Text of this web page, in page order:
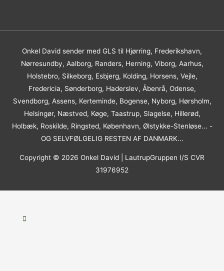
Onkel David sender med GLS til Hjørring, Frederikshavn,
Nørresundby, Aalborg, Randers, Herning, Viborg, Aarhus,
Holstebro, Silkeborg, Esbjerg, Kolding, Horsens, Vejle,
Fredericia, Sønderborg, Haderslev, Åbenrå, Odense,
Svendborg, Assens, Kerteminde, Bogense, Nyborg, Hørsholm,
Helsingør, Næstved, Køge, Taastrup, Slagelse, Hillerød,
Holbæk, Roskilde, Ringsted, København, Ølstykke-Stenløse... -
OG SELVFØLGELIG RESTEN AF DANMARK...
Copyright © 2026 Onkel David | LautrupGruppen I/S CVR
31976952